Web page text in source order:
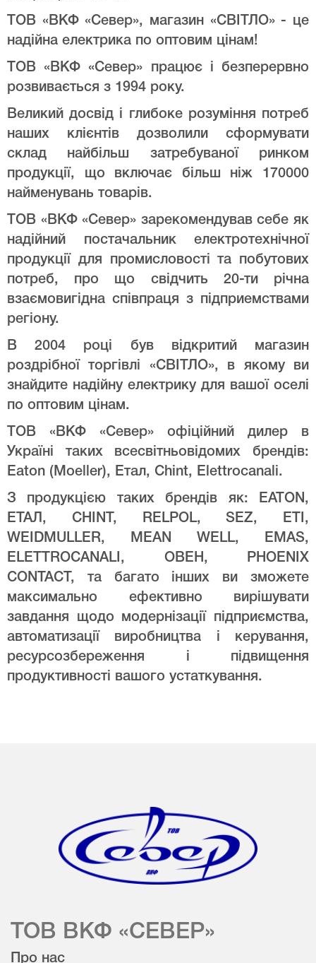
ТОВ «ВКФ «Север», магазин «СВІТЛО» - це
надійна електрика по оптовим цінам!
ТОВ «ВКФ «Север» працює і безперервно
розвивається з 1994 року.
Великий досвід і глибоке розуміння потреб
наших клієнтів дозволили сформувати
склад найбільш затребуваної ринком
продукції, що включає більш ніж 170000
найменувань товарів.
ТОВ «ВКФ «Север» зарекомендував себе як
надійний постачальник електротехнічної
продукції для промисловості та побутових
потреб, про що свідчить 20-ти річна
взаємовигідна співпраця з підприемствами
регіону.
В 2004 році був відкритий магазин
роздрібної торгівлі «СВІТЛО», в якому ви
знайдите надійну електрику для вашої оселі
по оптовим цінам.
ТОВ «ВКФ «Север» офіційний дилер в
Україні таких всесвітньовідомих брендів:
Eaton (Moeller), Етал, Chint, Elettrocanali.
З продукцією таких брендів як: EATON,
ЕТАЛ, CHINT, RELPOL, SEZ, ETI,
WEIDMULLER, MEAN WELL, EMAS,
ELETTROCANALI, ОВЕН, PHOENIX
CONTACT, та багато інших ви зможете
максимально ефективно вирішувати
завдання щодо модернізації підприємства,
автоматизації виробництва і керування,
ресурсозбереження і підвищення
продуктивності вашого устаткування.
ТОВ ВКФ «СЕВЕР»
Про нас